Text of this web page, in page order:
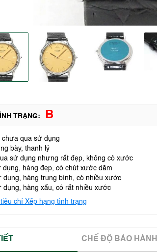
TRẠNG: B
chưa qua sử dụng
bày, thanh lý
sử dụng nhưng rất đẹp, không có xước
dụng, hàng đẹp, có chút xước dăm
dụng, hàng trung bình, có nhiều xước
dụng, hàng xấu, có rất nhiều xước
chí Xếp hạng tình trạng
CHẾ ĐỘ BẢO HÀNH